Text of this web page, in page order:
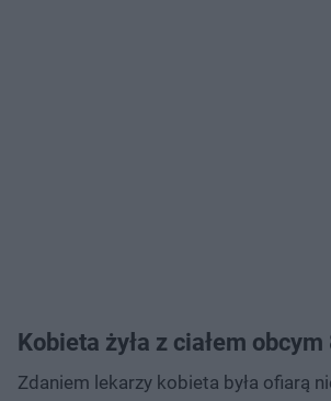
Kobieta żyła z ciałem
Zdaniem lekarzy kobieta była ofiarą